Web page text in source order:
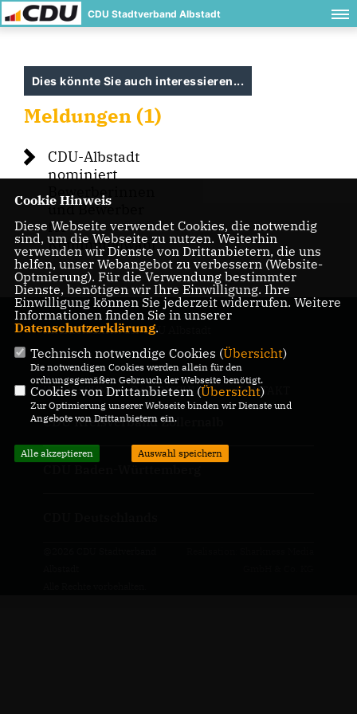
CDU Stadtverband Albstadt
Dies könnte Sie auch interessieren...
Meldungen (1)
CDU-Albstadt
nominiert
Bewerberinnen
und Bewerber
für
Kommunalwahl
Internetauftritt der CDU Albstadt
IMPRESSUM DATENSCHUTZ KONTAKT
CDU Kreisverband Zollernalb
Cookie Hinweis
Diese Webseite verwendet Cookies, die notwendig
sind, um die Webseite zu nutzen. Weiterhin
verwenden wir Dienste von Drittanbietern, die uns
helfen, unser Webangebot zu verbessern (Website-
Optmierung). Für die Verwendung bestimmter
Dienste, benötigen wir Ihre Einwilligung. Ihre
Einwilligung können Sie jederzeit widerrufen. Weitere
Informationen finden Sie in unserer
Datenschutzerklärung.
Technisch notwendige Cookies (Übersicht)
Die notwendigen Cookies werden allein für den
ordnungsgemäßen Gebrauch der Webseite benötigt.
Cookies von Drittanbietern (Übersicht)
Zur Optimierung unserer Webseite binden wir Dienste und
Angebote von Drittanbietern ein.
Alle akzeptieren Auswahl speichern